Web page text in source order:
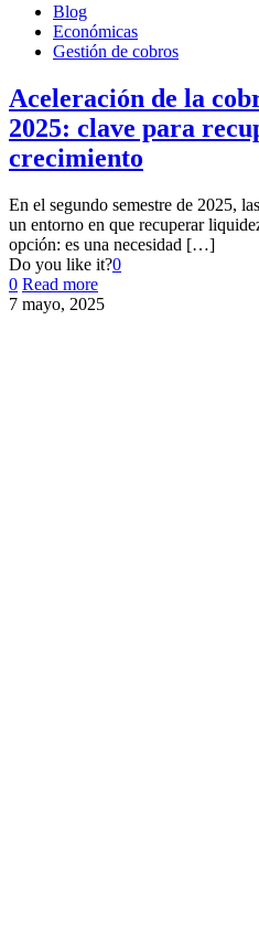
Blog
Económicas
Gestión de cobros
Aceleración de la
2025: clave para
crecimiento
En el segundo semestre de 2025,
un entorno en que recuperar
opción: es una necesidad […]
Do you like it?0
0 Read more
7 mayo, 2025